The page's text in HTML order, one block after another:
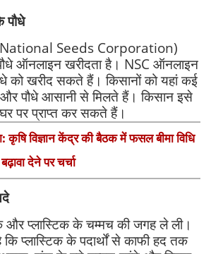
पौधे
(National Seeds Corporation)
ऑनलाइन खरीदता है। NSC ऑनलाइन
को खरीद सकते हैं। किसानों को यहां कई
पौधे आसानी से मिलते हैं। किसान इसे
पर प्राप्त कर सकते हैं।
कृषि विज्ञान केंद्र की बैठक में फसल बीमा विधि
देने पर चर्चा
और प्लास्टिक के चम्मच की जगह ले ली।
प्लास्टिक के पदार्थों से काफी हद तक